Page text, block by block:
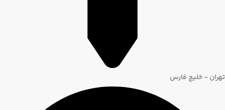
تهران - خلیج فارس